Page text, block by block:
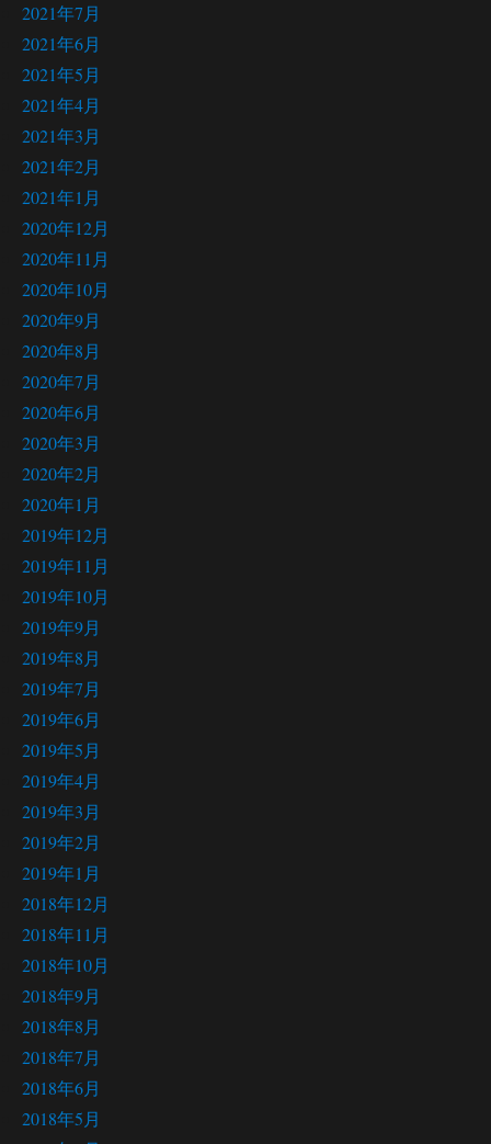
2021年7月
2021年6月
2021年5月
2021年4月
2021年3月
2021年2月
2021年1月
2020年12月
2020年11月
2020年10月
2020年9月
2020年8月
2020年7月
2020年6月
2020年3月
2020年2月
2020年1月
2019年12月
2019年11月
2019年10月
2019年9月
2019年8月
2019年7月
2019年6月
2019年5月
2019年4月
2019年3月
2019年2月
2019年1月
2018年12月
2018年11月
2018年10月
2018年9月
2018年8月
2018年7月
2018年6月
2018年5月